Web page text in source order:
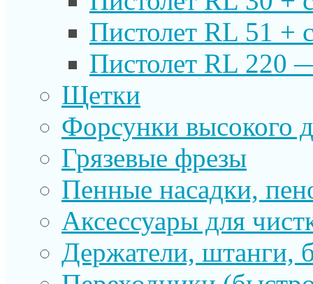
Пистолет RL 51 +
Пистолет RL 220
Щетки
Форсунки высокого
Грязевые фрезы
Пенные насадки,
Аксессуары для
Держатели, штанги,